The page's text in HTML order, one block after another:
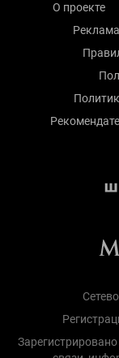
О проекте